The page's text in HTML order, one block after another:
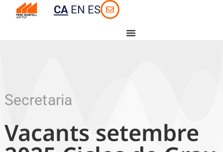
CA EN ES
Secretaria
Vacants setembre